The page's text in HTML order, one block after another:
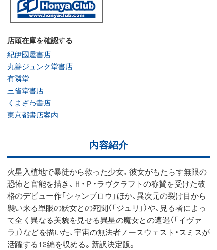
店頭在庫を確認する
紀伊國屋書店
丸善ジュンク堂書店
有隣堂
三省堂書店
くまざわ書店
東京都書店案内
内容紹介
火星入植地で暴徒から救った少女。彼女がもたらす無限の
恐怖と官能を描き、Ｈ・Ｐ・ラヴクラフトの称賛を受けた破
格のデビュー作「シャンブロウ」ほか、異次元の裂け目から
襲い来る単眼の妖女との死闘（「ジュリ」）や、見る者によっ
て全く異なる美貌を見せる異星の魔女との遭遇（「イヴァ
ラ」）などを描いた、宇宙の無法者ノースウェスト・スミスが
活躍する13編を収める。新訳決定版。